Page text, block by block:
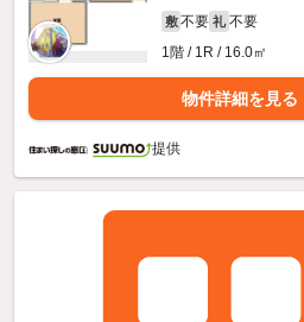
敷 不要 礼 不要
1階 / 1R / 16.0㎡
物件詳細を見る
提供